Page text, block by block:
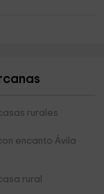
rurales
encanto Ávila
rural